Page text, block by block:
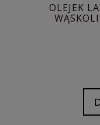
OLEJEK